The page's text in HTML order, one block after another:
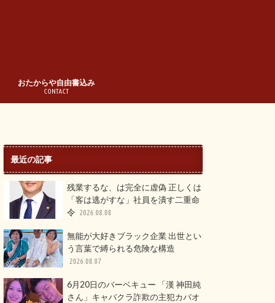
おたからや自由書込み
CONTACT
最近の記事
残業するな、は完全に虚偽 正しくは
「客は逃がすな」社員を潰す二重命
令
2026.08.08
無能が大好きブラック企業 出世とい
う言葉で縛られる危険な構造
2026.08.07
6月20日のバーベキュー 「漢 神田純
さん」キャバクラ詐欺の主犯カバオ